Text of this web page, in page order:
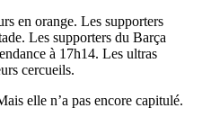
en orange. Les supporters
Les supporters du Barça
à 17h14. Les ultras
cercueils.
elle n’a pas encore capitulé.